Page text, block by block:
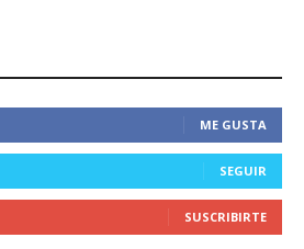
ME GUSTA
SEGUIR
SUSCRIBIRTE